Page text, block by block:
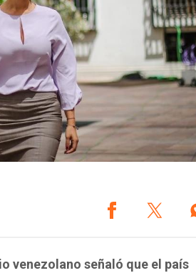
venezolano señaló que el país